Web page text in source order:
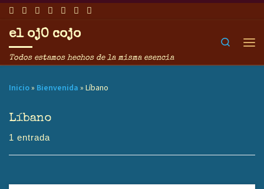
Saltar al contenido
el ojO cojo
Todos estamos hechos de la misma esencia
Search
Inicio» Bienvenida » Líbano
Líbano
1 entrada